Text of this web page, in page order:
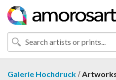
Galerie Hochdruck /